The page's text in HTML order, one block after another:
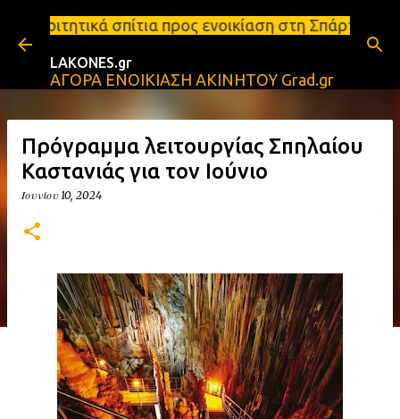
Μετάβαση στο κύριο περιεχόμενο
προς ενοικίαση στη Σπάρτη Ενοικιάσεις
LAKONES.gr
ΑΓΟΡΑ ΕΝΟΙΚΙΑΣΗ ΑΚΙΝΗΤΟΥ Grad.gr
Πρόγραμμα λειτουργίας Σπηλαίου
Καστανιάς για τον Ιούνιο
Ιουνίου 10, 2024